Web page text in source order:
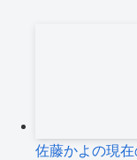
佐藤かよの現